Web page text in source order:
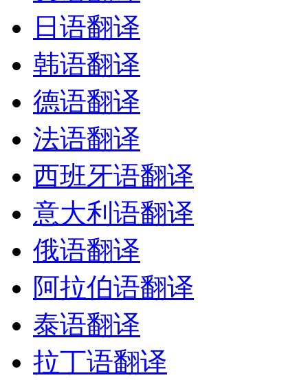
日语翻译
韩语翻译
德语翻译
法语翻译
西班牙语翻译
意大利语翻译
俄语翻译
阿拉伯语翻译
泰语翻译
拉丁语翻译